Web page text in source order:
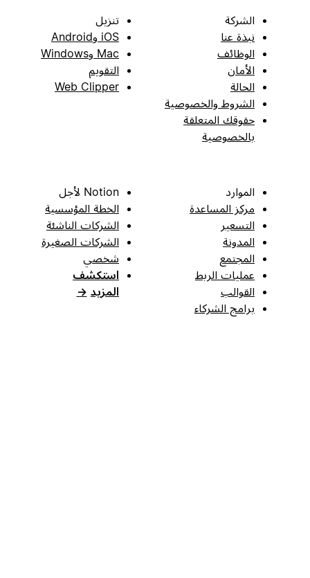
الشركة
نبذة عنا
الوظائف
الأمان
الحالة
الشروط والخصوصية
حقوقك المتعلقة
بالخصوصية
تنزيل
iOS وAndroid
Mac وWindows
التقويم
Web Clipper
الموارد
مركز المساعدة
التسعير
المدونة
المجتمع
عمليات الربط
القوالب
برامج الشركاء
Notion لأجل
الخطة المؤسسية
الشركات الناشئة
الشركات الصغيرة
شخصي
استكشف
المزيد →